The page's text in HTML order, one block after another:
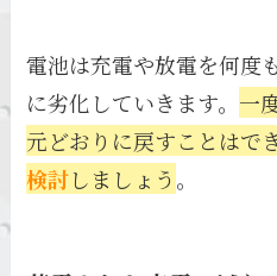
電池は充電や放電を何度
に劣化していきます。 一
元どおりに戻すことはで
検討しましょう。